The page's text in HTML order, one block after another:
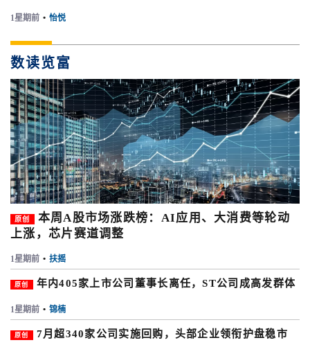
1星期前 • 怡悦
数读览富
原创
本周A股市场涨跌榜：AI应用、大消费等轮动
上涨，芯片赛道调整
1星期前 • 扶摇
原创 年内405家上市公司董事长离任，ST公司成高发群体
1星期前 • 锦楠
原创 7月超340家公司实施回购，头部企业领衔护盘稳市